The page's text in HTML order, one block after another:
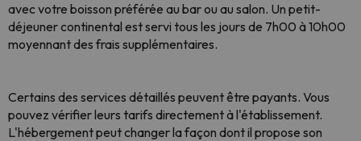
avec votre boisson préférée au bar ou au salon. Un petit-
déjeuner continental est servi tous les jours de 7h00 à 10h00
moyennant des frais supplémentaires.
Certains des services détaillés peuvent être payants. Vous
pouvez vérifier leurs tarifs directement à l'établissement.
L'hébergement peut changer la façon dont il propose son